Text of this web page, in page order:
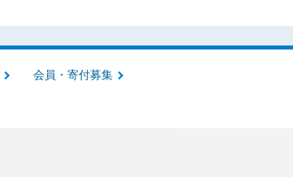
会員・寄付募集